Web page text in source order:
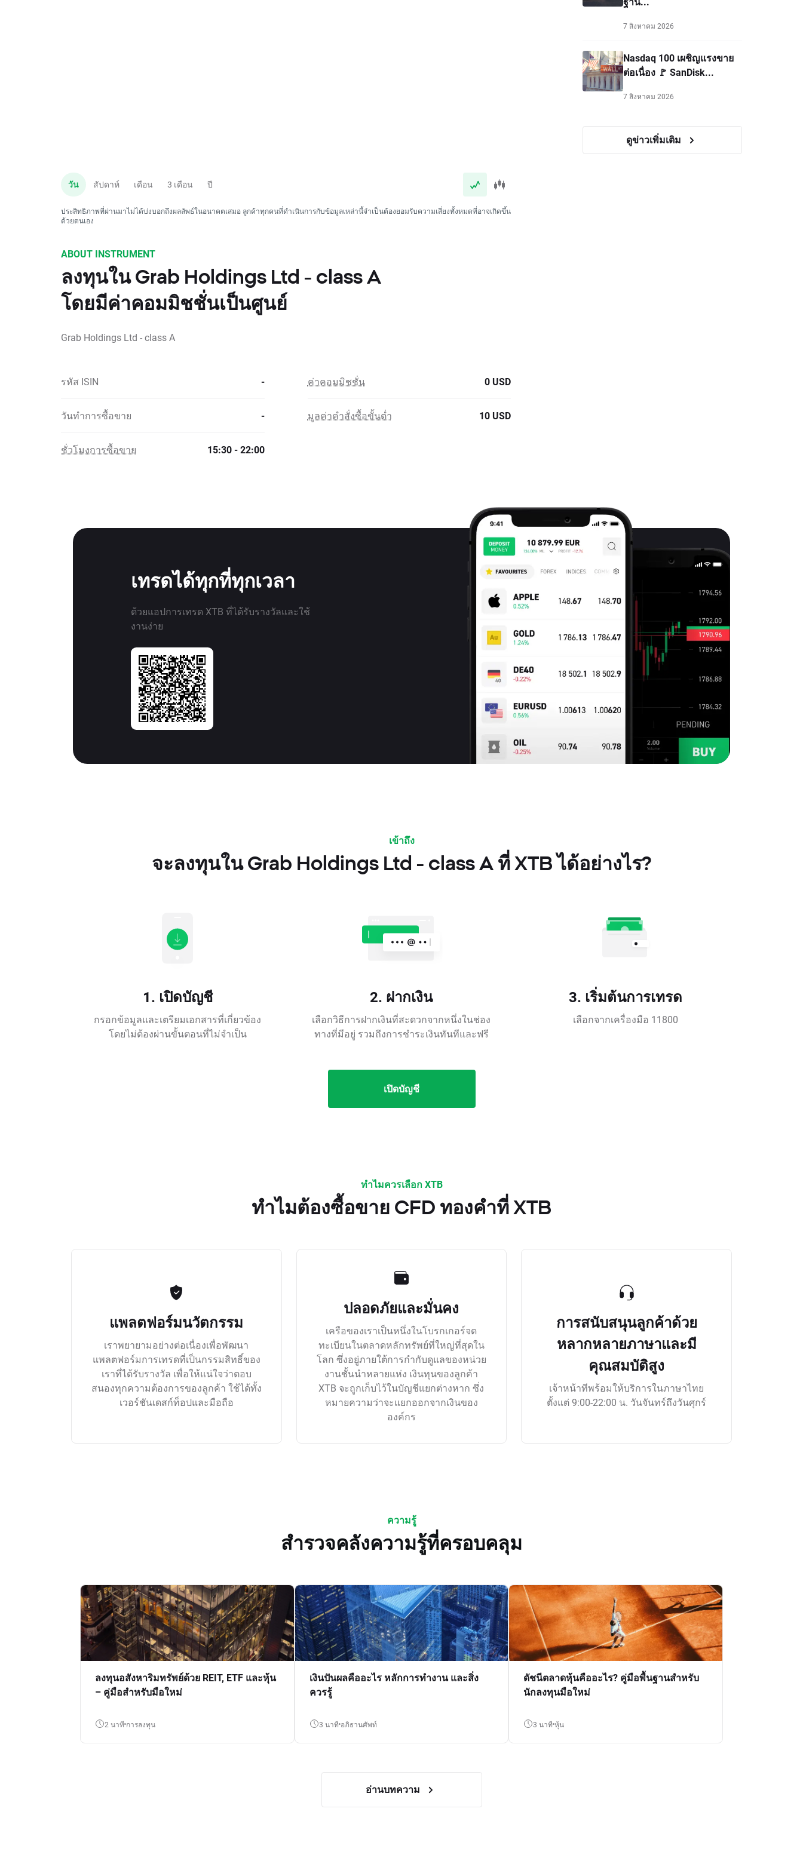
วัน สัปดาห์ เดือน 3 เดือน ปี
ประสิทธิภาพที่ผ่านมาไม่ได้บ่งบอกถึงผลลัพธ์ในอนาคตเสมอ ลูกค้าทุกคนที่ดำเนินการกับข้อมูลเหล่านี้จำเป็นต้องยอมรับความเสี่ยงทั้งหมดที่อาจเกิดขึ้น
ด้วยตนเอง
7 สิงหาคม 2026
Nasdaq 100 เผชิญแรงขาย
ต่อเนื่อง 🚩 SanDisk...
7 สิงหาคม 2026
ดูข่าวเพิ่มเติม
ABOUT INSTRUMENT
ลงทุนใน Grab Holdings Ltd - class A
โดยมีค่าคอมมิชชั่นเป็นศูนย์
Grab Holdings Ltd - class A
รหัส ISIN - ค่าคอมมิชชั่น 0 USD
วันทำการซื้อขาย - มูลค่าคำสั่งซื้อขั้นต่ำ 10 USD
ชั่วโมงการซื้อขาย 15:30 - 22:00
เทรดได้ทุกที่ทุกเวลา
ด้วยแอปการเทรด XTB ที่ได้รับรางวัลและใช้
งานง่าย
เข้าถึง
จะลงทุนใน Grab Holdings Ltd - class A ที่ XTB ได้อย่างไร?
1. เปิดบัญชี
กรอกข้อมูลและเตรียมเอกสารที่เกี่ยวข้อง
โดยไม่ต้องผ่านขั้นตอนที่ไม่จำเป็น
2. ฝากเงิน
เลือกวิธีการฝากเงินที่สะดวกจากหนึ่งในช่อง
ทางที่มีอยู่ รวมถึงการชำระเงินทันทีและฟรี
3. เริ่มต้นการเทรด
เลือกจากเครื่องมือ 11800
เปิดบัญชี
ทำไมควรเลือก XTB
ทำไมต้องซื้อขาย CFD ทองคำที่ XTB
แพลตฟอร์มนวัตกรรม
เราพยายามอย่างต่อเนื่องเพื่อพัฒนา
แพลตฟอร์มการเทรดที่เป็นกรรมสิทธิ์ของ
เราที่ได้รับรางวัล เพื่อให้แน่ใจว่าตอบ
สนองทุกความต้องการของลูกค้า ใช้ได้ทั้ง
เวอร์ชันเดสก์ท็อปและมือถือ
ปลอดภัยและมั่นคง
เครือของเราเป็นหนึ่งในโบรกเกอร์จด
ทะเบียนในตลาดหลักทรัพย์ที่ใหญ่ที่สุดใน
โลก ซึ่งอยู่ภายใต้การกำกับดูแลของหน่วย
งานชั้นนำหลายแห่ง เงินทุนของลูกค้า
XTB จะถูกเก็บไว้ในบัญชีแยกต่างหาก ซึ่ง
หมายความว่าจะแยกออกจากเงินของ
องค์กร
การสนับสนุนลูกค้าด้วย
หลากหลายภาษาและมี
คุณสมบัติสูง
เจ้าหน้าทีพร้อมให้บริการในภาษาไทย
ตั้งแต่ 9:00-22:00 น. วันจันทร์ถึงวันศุกร์
ความรู้
สำรวจคลังความรู้ที่ครอบคลุม
ลงทุนอสังหาริมทรัพย์ด้วย REIT, ETF และหุ้น
– คู่มือสำหรับมือใหม่
2 นาที การลงทุน
เงินปันผลคืออะไร หลักการทำงาน และสิ่ง
ควรรู้
3 นาที อภิธานศัพท์
ดัชนีตลาดหุ้นคืออะไร? คู่มือพื้นฐานสำหรับ
นักลงทุนมือใหม่
3 นาที หุ้น
อ่านบทความ